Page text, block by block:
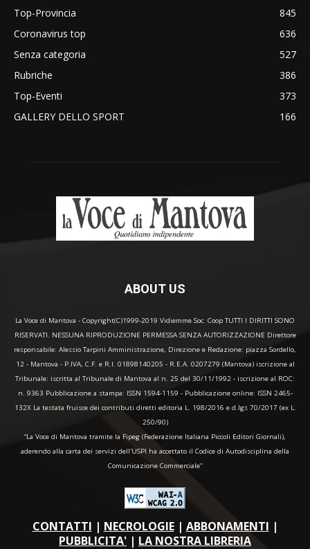
Top-Provincia
845
Coronavirus top
636
Senza categoria
527
Rubriche
386
Top-Eventi
373
GALLERY DELLO SPORT
166
ABOUT US
La Voce di Mantova - Copyright(C)1999-2019 Vidiemme Soc. Coop TUTTI I DIRITTI SONO
RISERVATI. NESSUNA RIPRODUZIONE PERMESSA SENZA AUTORIZZAZIONE Direttore
responsabile: Alessio Tarpini Amministrazione, Direzione e Redazione: piazza Sordello,
12 - Mantova - P.IVA, C.F. e R.I. 01898140205 - R.E.A. 0207279 (Mantova) iscrizione al
Tribunale: iscritta al Tribunale di Mantova al n. 25 del 30/11/1992 - iscrizione al ROC:
n. 9363 Pubblicazione a stampa: ISSN 1594-1159 - Pubblicazione online: ISSN 2465-
132X La testata fruisce dei contributi diretti editoria L. 198/2016 e d.lgs 70/2017 (ex L.
250/90)
“La Voce di Mantova tramite la Fipeg (Federazione Italiana Piccoli Editori Giornali),
aderendo alla carta dei servizi dell'USPI ha accettato il Codice di Autodisciplina della
Comunicazione Commerciale"
CONTATTI | NECROLOGIE| ABBONAMENTI |
PUBBLICITA' | LA NOSTRA LIBRERIA